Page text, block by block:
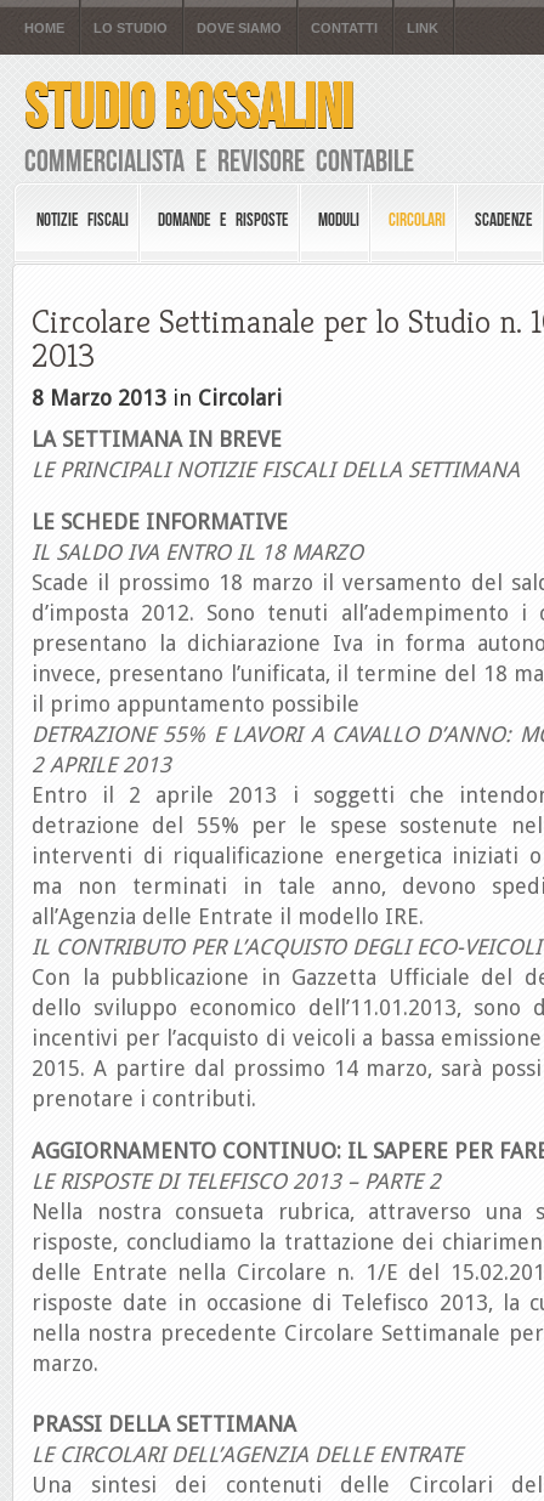
HOME LO STUDIO DOVE SIAMO CONTATTI LINK
STUDIO BOSSALINI
Commercialista e Revisore Contabile
NOTIZIE FISCALI DOMANDE E RISPOSTE MODULI CIRCOLARI SCADENZE
Circolare Settimanale per lo Studio n.
2013
8 Marzo 2013 in Circolari
LA SETTIMANA IN BREVE
LE PRINCIPALI NOTIZIE FISCALI DELLA SETTIMANA
LE SCHEDE INFORMATIVE
IL SALDO IVA ENTRO IL 18 MARZO
Scade il prossimo 18 marzo il versamento del
d’imposta 2012. Sono tenuti all’adempimento
presentano la dichiarazione Iva in forma
invece, presentano l’unificata, il termine del 18
il primo appuntamento possibile
DETRAZIONE 55% E LAVORI A CAVALLO D’ANNO:
2 APRILE 2013
Entro il 2 aprile 2013 i soggetti che
detrazione del 55% per le spese sostenute
interventi di riqualificazione energetica iniziati
ma non terminati in tale anno, devono
all’Agenzia delle Entrate il modello IRE.
IL CONTRIBUTO PER L’ACQUISTO DEGLI ECO-VEICOLI
Con la pubblicazione in Gazzetta Ufficiale del
dello sviluppo economico dell’11.01.2013,
incentivi per l’acquisto di veicoli a bassa
2015. A partire dal prossimo 14 marzo, sarà
prenotare i contributi.
AGGIORNAMENTO CONTINUO: IL SAPERE PER
LE RISPOSTE DI TELEFISCO 2013 – PARTE 2
Nella nostra consueta rubrica, attraverso una
risposte, concludiamo la trattazione dei
delle Entrate nella Circolare n. 1/E del
risposte date in occasione di Telefisco 2013, la
nella nostra precedente Circolare Settimanale
marzo.
PRASSI DELLA SETTIMANA
LE CIRCOLARI DELL’AGENZIA DELLE ENTRATE
Una sintesi dei contenuti delle Circolari